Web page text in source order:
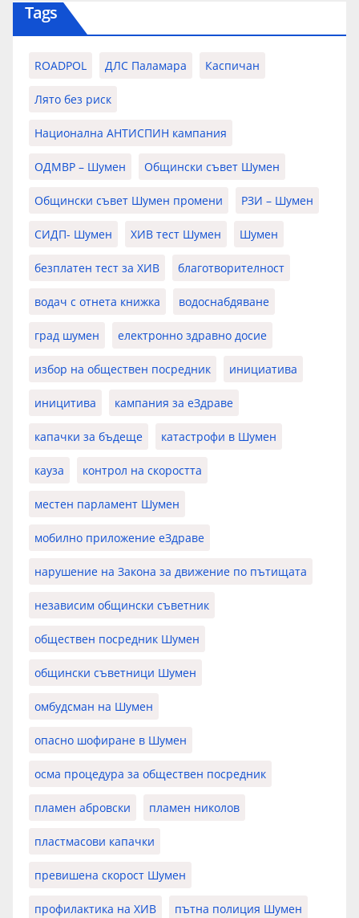
Tags
ROADPOL ДЛС Паламара Каспичан
Лято без риск
Национална АНТИСПИН кампания
ОДМВР – Шумен Общински съвет Шумен
Общински съвет Шумен промени РЗИ – Шумен
СИДП- Шумен ХИВ тест Шумен Шумен
безплатен тест за ХИВ благотворителност
водач с отнета книжка водоснабдяване
град шумен електронно здравно досие
избор на обществен посредник инициатива
иницитива кампания за еЗдраве
капачки за бъдеще катастрофи в Шумен
кауза контрол на скоростта
местен парламент Шумен
мобилно приложение еЗдраве
нарушение на Закона за движение по пътищата
независим общински съветник
обществен посредник Шумен
общински съветници Шумен
омбудсман на Шумен
опасно шофиране в Шумен
осма процедура за обществен посредник
пламен абровски пламен николов
пластмасови капачки
превишена скорост Шумен
профилактика на ХИВ пътна полиция Шумен